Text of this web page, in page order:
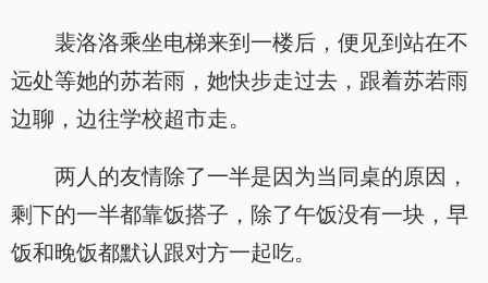
裴洛洛乘坐电梯来到一楼后，便见到站在不
远处等她的苏若雨，她快步走过去，跟着苏若雨
边聊，边往学校超市走。
两人的友情除了一半是因为当同桌的原因，
剩下的一半都靠饭搭子，除了午饭没有一块，早
饭和晚饭都默认跟对方一起吃。